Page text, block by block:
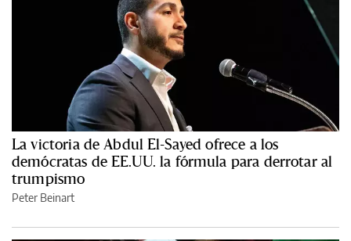
La victoria de Abdul El-Sayed ofrece a los
demócratas de EE.UU. la fórmula para derrotar al
trumpismo
Peter Beinart